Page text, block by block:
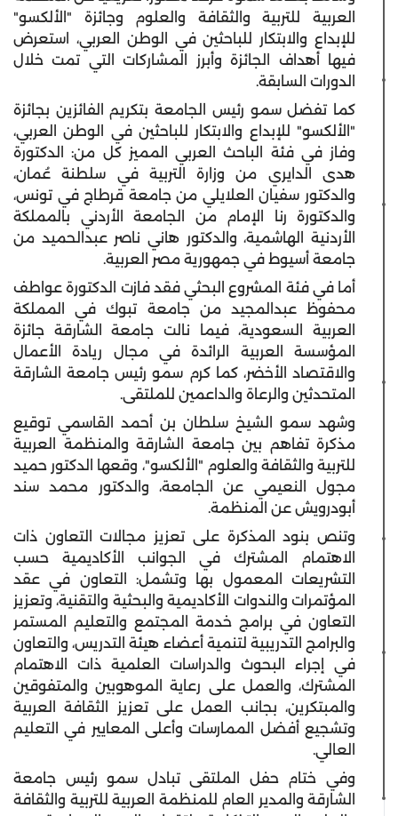
العربية للتربية والثقافة والعلوم وجائزة "الألكسو"
للإبداع والابتكار للباحثين في الوطن العربي، استعرض
فيها أهداف الجائزة وأبرز المشاركات التي تمت خلال
الدورات السابقة.
كما تفضل سمو رئيس الجامعة بتكريم الفائزين بجائزة
"الألكسو" للإبداع والابتكار للباحثين في الوطن العربي،
وفاز في فئة الباحث العربي المميز كل من: الدكتورة
هدى الدايري من وزارة التربية في سلطنة عُمان،
والدكتور سفيان العلايلي من جامعة قرطاج في تونس،
والدكتورة رنا الإمام من الجامعة الأردني بالمملكة
الأردنية الهاشمية، والدكتور هاني ناصر عبدالحميد من
جامعة أسيوط في جمهورية مصر العربية.
أما في فئة المشروع البحثي فقد فازت الدكتورة عواطف
محفوظ عبدالمجيد من جامعة تبوك في المملكة
العربية السعودية، فيما نالت جامعة الشارقة جائزة
المؤسسة العربية الرائدة في مجال ريادة الأعمال
والاقتصاد الأخضر، كما كرم سمو رئيس جامعة الشارقة
المتحدثين والرعاة والداعمين للملتقى.
وشهد سمو الشيخ سلطان بن أحمد القاسمي توقيع
مذكرة تفاهم بين جامعة الشارقة والمنظمة العربية
للتربية والثقافة والعلوم "الألكسو"، وقعها الدكتور حميد
مجول النعيمي عن الجامعة، والدكتور محمد سند
أبودرويش عن المنظمة.
وتنص بنود المذكرة على تعزيز مجالات التعاون ذات
الاهتمام المشترك في الجوانب الأكاديمية حسب
التشريعات المعمول بها وتشمل: التعاون في عقد
المؤتمرات والندوات الأكاديمية والبحثية والتقنية، وتعزيز
التعاون في برامج خدمة المجتمع والتعليم المستمر
والبرامج التدريبية لتنمية أعضاء هيئة التدريس، والتعاون
في إجراء البحوث والدراسات العلمية ذات الاهتمام
المشترك، والعمل على رعاية الموهوبين والمتفوقين
والمبتكرين، بجانب العمل على تعزيز الثقافة العربية
وتشجيع أفضل الممارسات وأعلى المعايير في التعليم
العالي.
وفي ختام حفل الملتقى تبادل سمو رئيس جامعة
الشارقة والمدير العام للمنظمة العربية للتربية والثقافة